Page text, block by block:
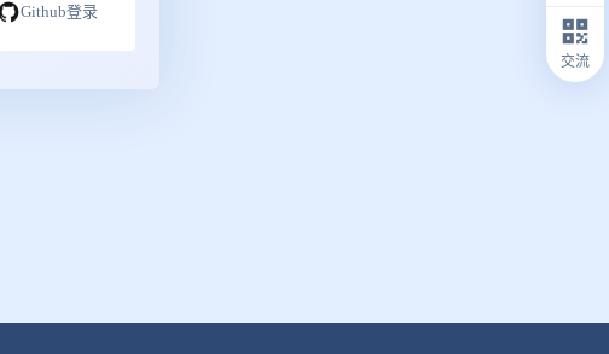
交流
Github登录